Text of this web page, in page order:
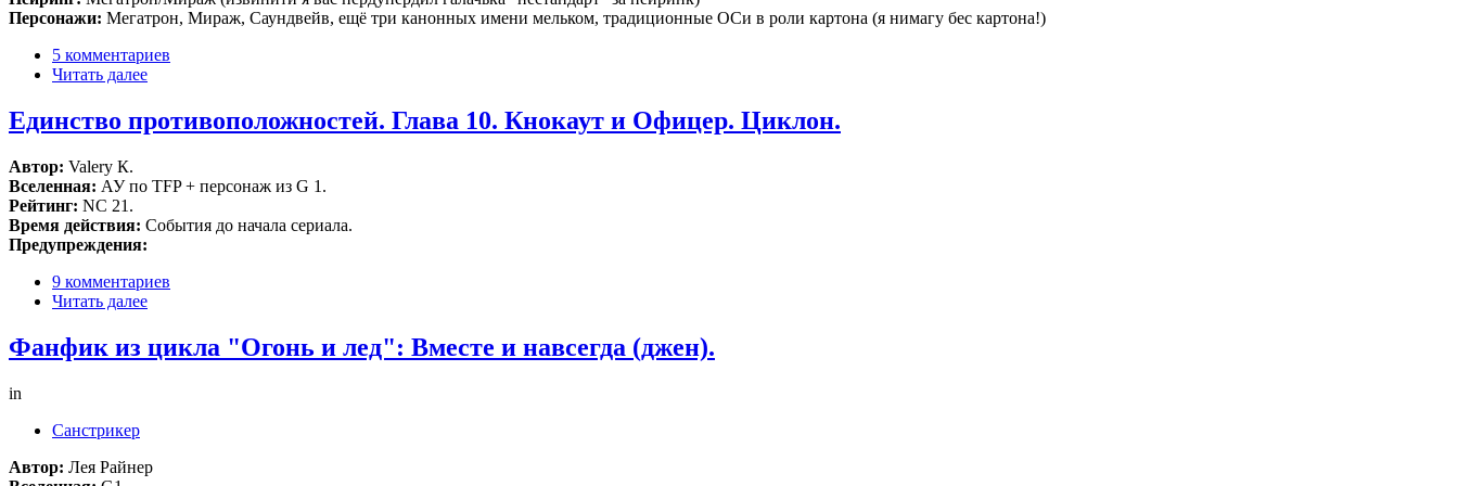
Персонажи: Мегатрон, Мираж, Саундвейв, ещё три канонных имени мельком, традиционные ОСи в роли картона (я нимагу бес картона!)
5 комментариев
Читать далее
Единство противоположностей. Глава 10. Кнокаут и Офицер. Циклон.
Автор: Valery К.
Вселенная: АУ по TFP + персонаж из G 1.
Рейтинг: NC 21.
Время действия: События до начала сериала.
Предупреждения:
9 комментариев
Читать далее
Фанфик из цикла "Огонь и лед": Вместе и навсегда (джен).
in
Санстрикер
Автор: Лея Райнер